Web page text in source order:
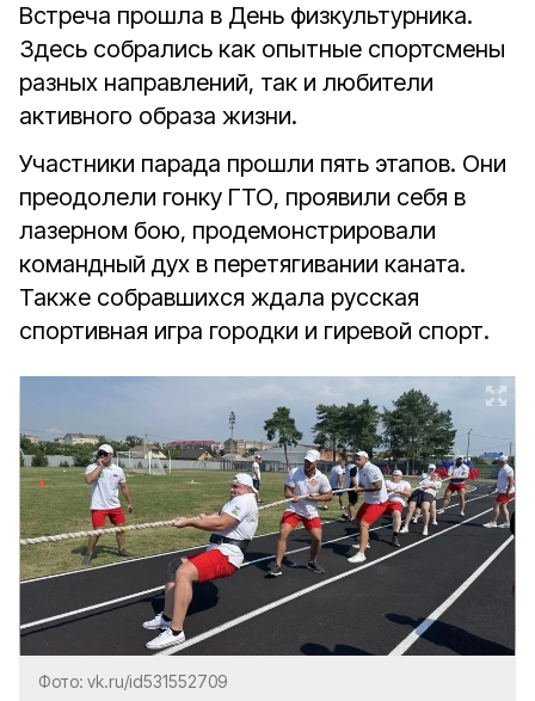
Встреча прошла в День физкультурника.
Здесь собрались как опытные спортсмены
разных направлений, так и любители
активного образа жизни.
Участники парада прошли пять этапов. Они
преодолели гонку ГТО, проявили себя в
лазерном бою, продемонстрировали
командный дух в перетягивании каната.
Также собравшихся ждала русская
спортивная игра городки и гиревой спорт.
Фото: vk.ru/id531552709